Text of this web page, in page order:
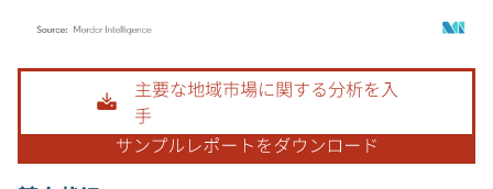
画像 © Mordor Intelligence。再利用にはCC BY 4.0の表示が必要です。